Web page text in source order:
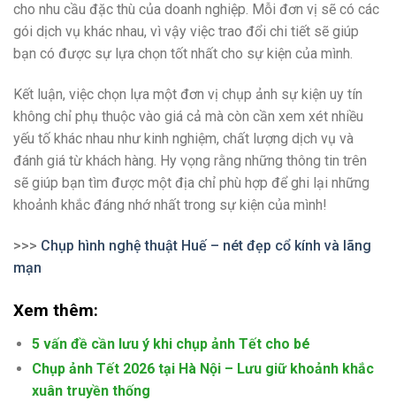
cho nhu cầu đặc thù của doanh nghiệp. Mỗi đơn vị sẽ có các
gói dịch vụ khác nhau, vì vậy việc trao đổi chi tiết sẽ giúp
bạn có được sự lựa chọn tốt nhất cho sự kiện của mình.
Kết luận, việc chọn lựa một đơn vị chụp ảnh sự kiện uy tín
không chỉ phụ thuộc vào giá cả mà còn cần xem xét nhiều
yếu tố khác nhau như kinh nghiệm, chất lượng dịch vụ và
đánh giá từ khách hàng. Hy vọng rằng những thông tin trên
sẽ giúp bạn tìm được một địa chỉ phù hợp để ghi lại những
khoảnh khắc đáng nhớ nhất trong sự kiện của mình!
>>> Chụp hình nghệ thuật Huế – nét đẹp cổ kính và lãng
mạn
Xem thêm:
5 vấn đề cần lưu ý khi chụp ảnh Tết cho bé
Chụp ảnh Tết 2026 tại Hà Nội – Lưu giữ khoảnh khắc
xuân truyền thống